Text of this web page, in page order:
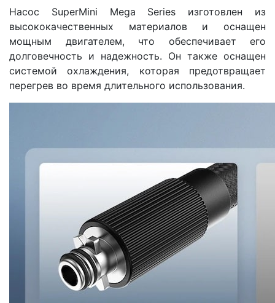
Насос SuperMini Mega Series изготовлен из
высококачественных материалов и оснащен
мощным двигателем, что обеспечивает его
долговечность и надежность. Он также оснащен
системой охлаждения, которая предотвращает
перегрев во время длительного использования.